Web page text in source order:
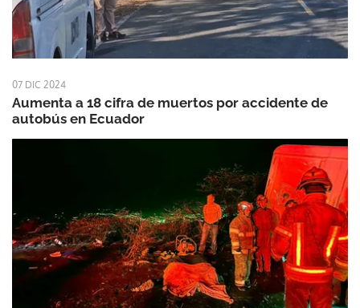
07 DIC 2024
Aumenta a 18 cifra de muertos por accidente de
autobús en Ecuador